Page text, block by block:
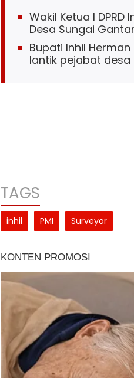
Wakil Ketua I
Desa Sungai
Bupati Inhil Herman
lantik pejabat desa
TAGS
inhil PMI Surveyor